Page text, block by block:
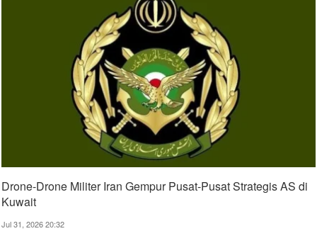
Drone-Drone Militer Iran Gempur Pusat-Pusat Strategis AS di
Kuwait
Jul 31, 2026 20:32